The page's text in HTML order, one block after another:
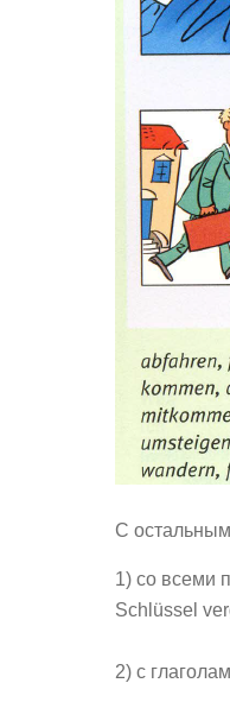
С остальным
1) со всеми
Schlüssel
2) с